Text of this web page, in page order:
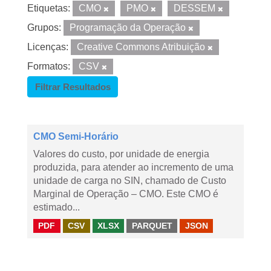
Etiquetas: CMO PMO
DESSEM
Grupos:
Programação da Operação
Licenças:
Creative Commons Atribuição
Formatos:
CSV
Filtrar Resultados
CMO Semi-Horário
Valores do custo, por unidade de energia
produzida, para atender ao incremento de uma
unidade de carga no SIN, chamado de Custo
Marginal de Operação – CMO. Este CMO é
estimado...
PDF CSV XLSX PARQUET JSON